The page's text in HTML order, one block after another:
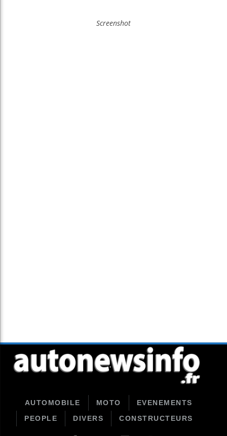
Screenshot
AUTOMOBILE MOTO
EVENEMENTS
PEOPLE
DIVERS CONSTRUCTEURS